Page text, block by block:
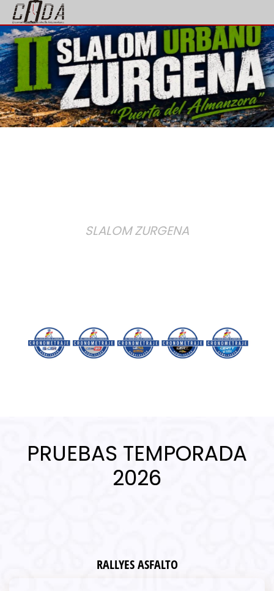
SLALOM ZURGENA
PRUEBAS TEMPORADA
2026
RALLYES ASFALTO